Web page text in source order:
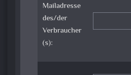
Mailadresse
des/der
Verbraucher
(s):